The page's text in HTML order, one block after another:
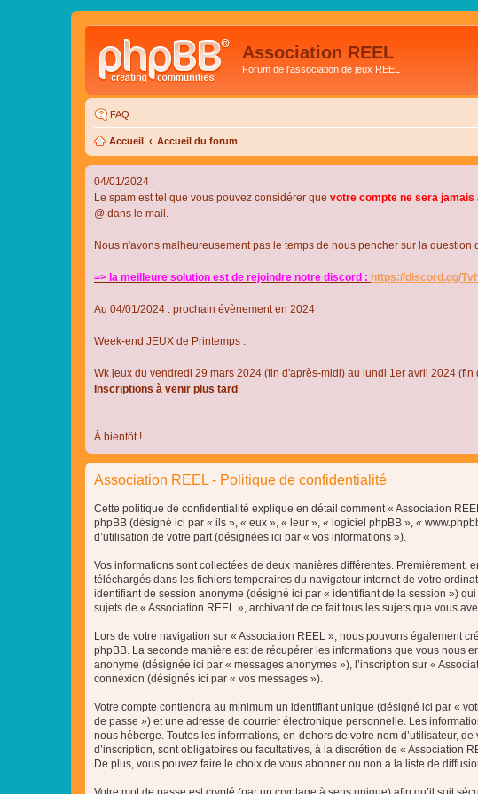
Association REEL
Forum de l'association de jeux REEL
FAQ
Accueil Accueil du forum
04/01/2024 :
Le spam est tel que vous pouvez considérer que votre compte ne sera jamais
@ dans le mail.
Nous n'avons malheureusement pas le temps de nous pencher sur la question
=> la meilleure solution est de rejoindre notre discord : https://discord.gg/
Au 04/01/2024 : prochain évènement en 2024
Week-end JEUX de Printemps :
Wk jeux du vendredi 29 mars 2024 (fin d'après-midi) au lundi 1er avril 2024
Inscriptions à venir plus tard
À bientôt !
Association REEL - Politique de confidentialité
Cette politique de confidentialité explique en détail comment « Association
phpBB (désigné ici par « ils », « eux », « leur », « logiciel phpBB », «
d’utilisation de votre part (désignées ici par « vos informations »).
Vos informations sont collectées de deux manières différentes.
téléchargés dans les fichiers temporaires du navigateur internet de votre
identifiant de session anonyme (désigné ici par « identifiant de la session »)
sujets de « Association REEL », archivant de ce fait tous les sujets que vous
Lors de votre navigation sur « Association REEL », nous pouvons également
phpBB. La seconde manière est de récupérer les informations que vous nous
anonyme (désignée ici par « messages anonymes »), l’inscription sur «
connexion (désignés ici par « vos messages »).
Votre compte contiendra au minimum un identifiant unique (désigné ici par «
de passe ») et une adresse de courrier électronique personnelle. Les
nous héberge. Toutes les informations, en-dehors de votre nom d’utilisateur,
d’inscription, sont obligatoires ou facultatives, à la discrétion de « Association
De plus, vous pouvez faire le choix de vous abonner ou non à la liste de